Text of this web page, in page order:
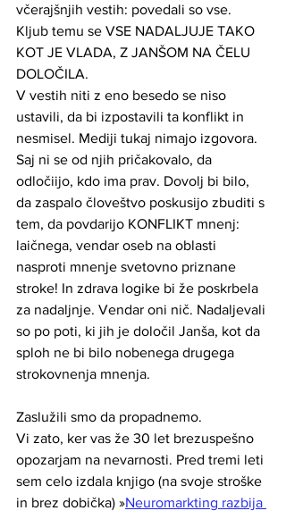
včerajšnjih vestih: povedali so vse.
Kljub temu se VSE NADALJUJE TAKO
KOT JE VLADA, Z JANŠOM NA ČELU
DOLOČILA.
V vestih niti z eno besedo se niso
ustavili, da bi izpostavili ta konflikt in
nesmisel. Mediji tukaj nimajo izgovora.
Saj ni se od njih pričakovalo, da
odločiijo, kdo ima prav. Dovolj bi bilo,
da zaspalo človeštvo poskusijo zbuditi s
tem, da povdarijo KONFLIKT mnenj:
laičnega, vendar oseb na oblasti
nasproti mnenje svetovno priznane
stroke! In zdrava logike bi že poskrbela
za nadaljnje. Vendar oni nič. Nadaljevali
so po poti, ki jih je določil Janša, kot da
sploh ne bi bilo nobenega drugega
strokovnenja mnenja.
Zaslužili smo da propadnemo.
Vi zato, ker vas že 30 let brezuspešno
opozarjam na nevarnosti. Pred tremi leti
sem celo izdala knjigo (na svoje stroške
in brez dobička) »Neuromarkting razbija